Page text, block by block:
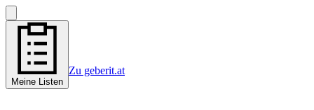
Meine Listen
Zu geberit.at